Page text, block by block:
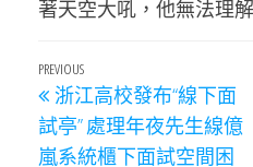
著天空大吼，他無法理
文
章
導
Previous
Post
PREVIOUS
浙江高校發布“線下面
試亭” 處理年夜先生線億
嵐系統櫃下面試空間困